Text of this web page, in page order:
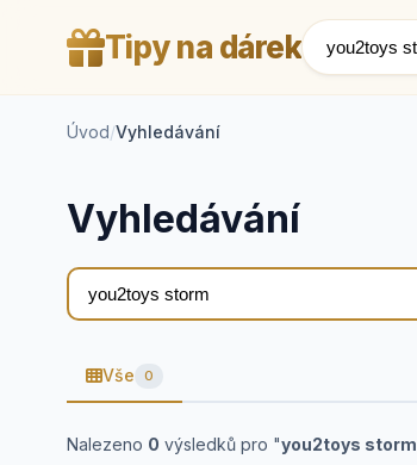
Tipy na dárek
Úvod/Vyhledávání
Vyhledávání
Vše 0
Nalezeno 0 výsledků pro "you2toys storm